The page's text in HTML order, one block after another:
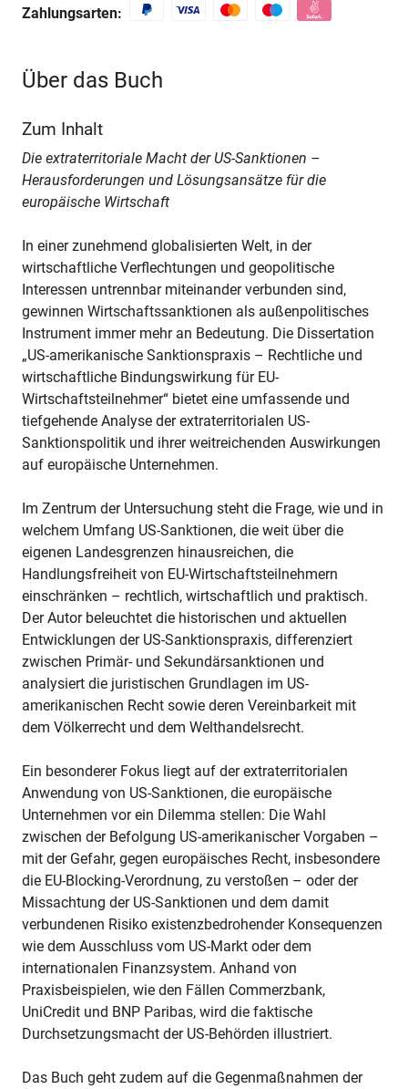
Zahlungsarten:
Über das Buch
Zum Inhalt
Die extraterritoriale Macht der US-Sanktionen –
Herausforderungen und Lösungsansätze für die
europäische Wirtschaft
In einer zunehmend globalisierten Welt, in der
wirtschaftliche Verflechtungen und geopolitische
Interessen untrennbar miteinander verbunden sind,
gewinnen Wirtschaftssanktionen als außenpolitisches
Instrument immer mehr an Bedeutung. Die Dissertation
„US-amerikanische Sanktionspraxis – Rechtliche und
wirtschaftliche Bindungswirkung für EU-
Wirtschaftsteilnehmer“ bietet eine umfassende und
tiefgehende Analyse der extraterritorialen US-
Sanktionspolitik und ihrer weitreichenden Auswirkungen
auf europäische Unternehmen.
Im Zentrum der Untersuchung steht die Frage, wie und in
welchem Umfang US-Sanktionen, die weit über die
eigenen Landesgrenzen hinausreichen, die
Handlungsfreiheit von EU-Wirtschaftsteilnehmern
einschränken – rechtlich, wirtschaftlich und praktisch.
Der Autor beleuchtet die historischen und aktuellen
Entwicklungen der US-Sanktionspraxis, differenziert
zwischen Primär- und Sekundärsanktionen und
analysiert die juristischen Grundlagen im US-
amerikanischen Recht sowie deren Vereinbarkeit mit
dem Völkerrecht und dem Welthandelsrecht.
Ein besonderer Fokus liegt auf der extraterritorialen
Anwendung von US-Sanktionen, die europäische
Unternehmen vor ein Dilemma stellen: Die Wahl
zwischen der Befolgung US-amerikanischer Vorgaben –
mit der Gefahr, gegen europäisches Recht, insbesondere
die EU-Blocking-Verordnung, zu verstoßen – oder der
Missachtung der US-Sanktionen und dem damit
verbundenen Risiko existenzbedrohender Konsequenzen
wie dem Ausschluss vom US-Markt oder dem
internationalen Finanzsystem. Anhand von
Praxisbeispielen, wie den Fällen Commerzbank,
UniCredit und BNP Paribas, wird die faktische
Durchsetzungsmacht der US-Behörden illustriert.
Das Buch geht zudem auf die Gegenmaßnahmen der